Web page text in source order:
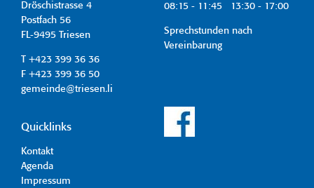
Dröschistrasse 4
Postfach 56
FL-9495 Triesen
T +423 399 36 36
F +423 399 36 50
gemeinde@triesen.li
08:15 - 11:45 13:30 - 17:00
Sprechstunden nach
Vereinbarung
Quicklinks
Kontakt
Agenda
Impressum